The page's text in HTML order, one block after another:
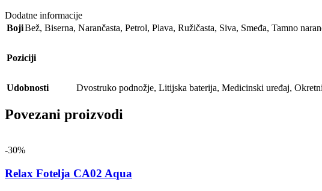
Dodatne informacije
BojiBež, Biserna, Narančasta, Petrol, Plava, Ružičasta, Siva, Smeđa, Tamno
Poziciji
Udobnosti Dvostruko podnožje, Litijska baterija, Medicinski uređaj,
Povezani proizvodi
-30%
Relax Fotelja CA02 Aqua